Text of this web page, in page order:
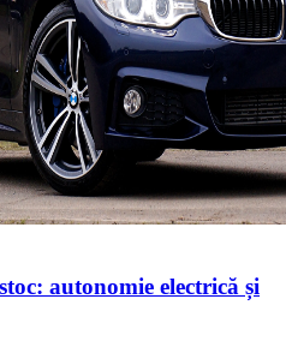
autonomie electrică și